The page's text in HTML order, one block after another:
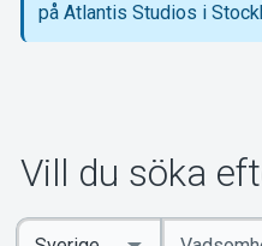
på Atlantis Studios i
Vill du söka
Ange
Select